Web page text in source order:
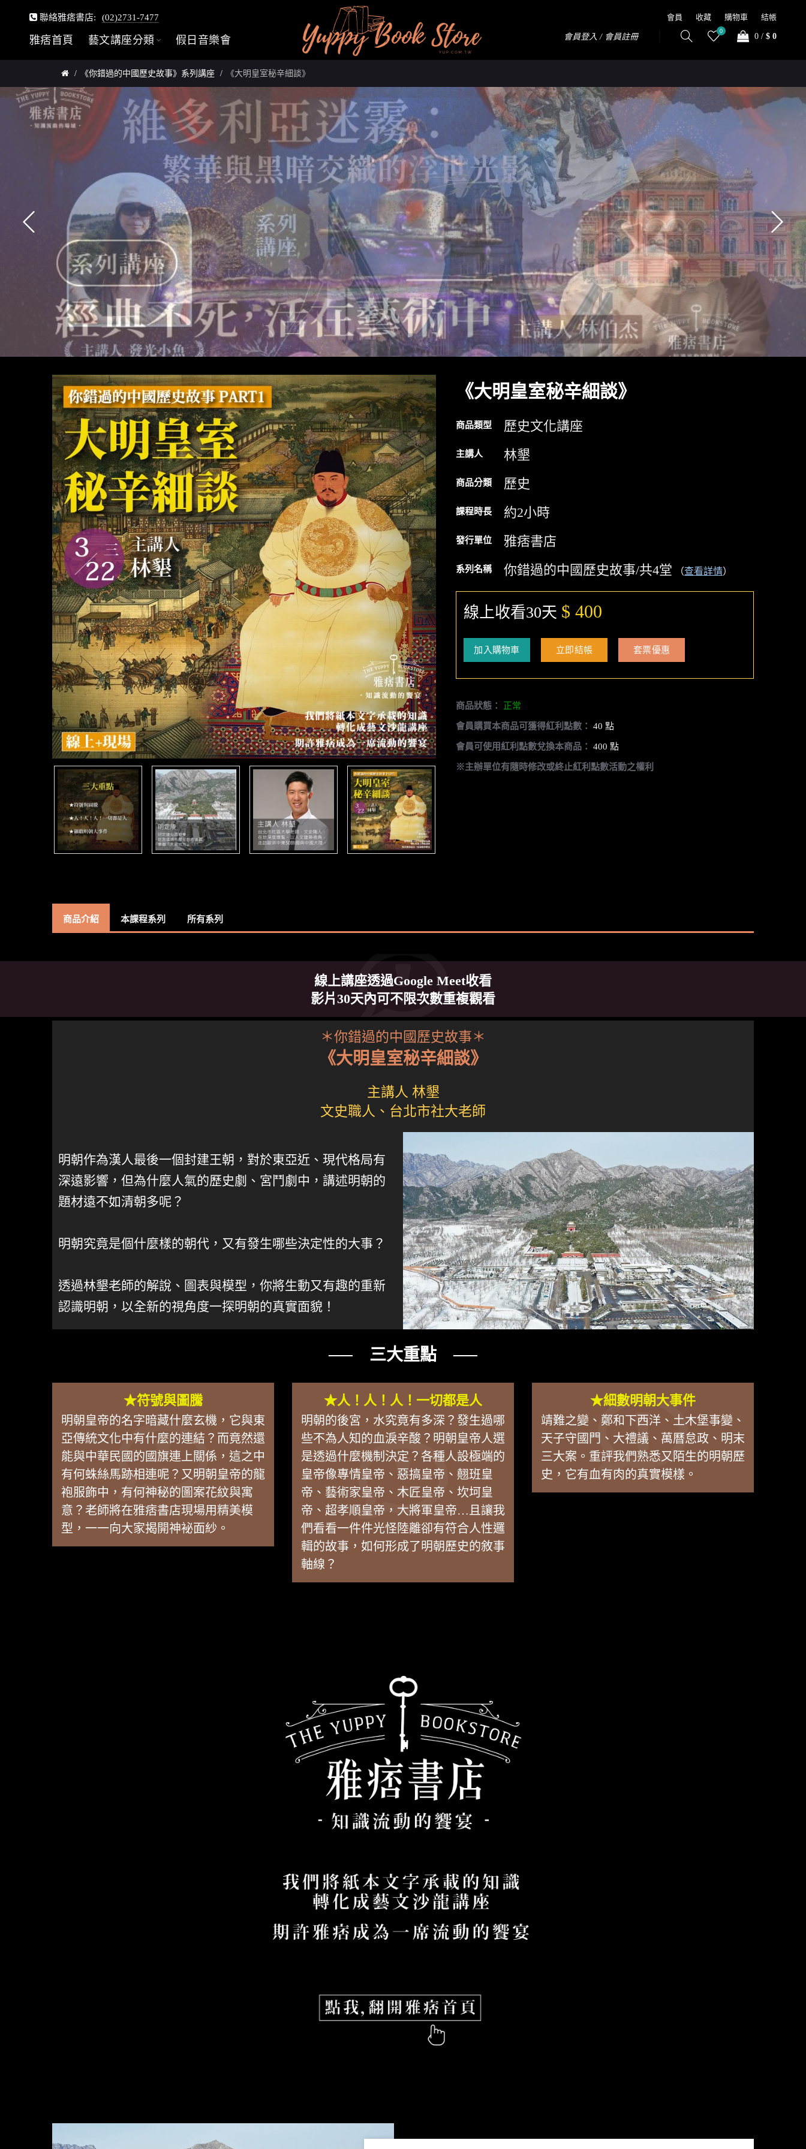
聯絡雅痞書店: (02)2731-7477
雅痞首頁 藝文講座分類 假日音樂會
會員 收藏 購物車 結帳
會員登入 / 會員註冊
0
0 / $ 0
《你錯過的中國歷史故事》系列講座 《大明皇室秘辛細談》
《大明皇室秘辛細談》
商品類型 歷史文化講座
主講人 林墾
商品分類 歷史
課程時長 約2小時
發行單位 雅痞書店
系列名稱 你錯過的中國歷史故事/共4堂 （查看詳情）
線上收看30天 $ 400
加入購物車 立即結帳 套票優惠
商品狀態： 正常
會員購買本商品可獲得紅利點數： 40 點
會員可使用紅利點數兌換本商品： 400 點
※主辦單位有隨時修改或終止紅利點數活動之權利
商品介紹 本課程系列 所有系列
線上講座透過Google Meet收看
影片30天內可不限次數重複觀看
＊你錯過的中國歷史故事＊
《大明皇室秘辛細談》
主講人 林墾
文史職人、台北市社大老師
明朝作為漢人最後一個封建王朝，對於東亞近、現代格局有
深遠影響，但為什麼人氣的歷史劇、宮鬥劇中，講述明朝的
題材遠不如清朝多呢？
明朝究竟是個什麼樣的朝代，又有發生哪些決定性的大事？
透過林墾老師的解說、圖表與模型，你將生動又有趣的重新
認識明朝，以全新的視角度一探明朝的真實面貌！
── 三大重點 ──
★符號與圖騰
明朝皇帝的名字暗藏什麼玄機，它與東
亞傳統文化中有什麼的連結？而竟然還
能與中華民國的國旗連上關係，這之中
有何蛛絲馬跡相連呢？又明朝皇帝的龍
袍服飾中，有何神秘的圖案花紋與寓
意？老師將在雅痞書店現場用精美模
型，一一向大家揭開神袐面紗。
★人！人！人！一切都是人
明朝的後宮，水究竟有多深？發生過哪
些不為人知的血淚辛酸？明朝皇帝人選
是透過什麼機制決定？各種人設極端的
皇帝像專情皇帝、惡搞皇帝、翹班皇
帝、藝術家皇帝、木匠皇帝、坎坷皇
帝、超孝順皇帝，大將軍皇帝…且讓我
們看看一件件光怪陸離卻有符合人性邏
輯的故事，如何形成了明朝歷史的敘事
軸線？
★細數明朝大事件
靖難之變、鄭和下西洋、土木堡事變、
天子守國門、大禮議、萬曆怠政、明末
三大案。重評我們熟悉又陌生的明朝歷
史，它有血有肉的真實模樣。